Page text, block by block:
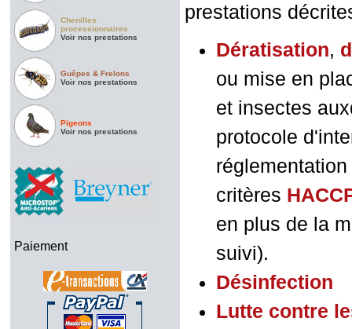
Chenilles
processionnaires
Voir nos prestations
Guêpes & Frelons
Voir nos prestations
Pigeons
Voir nos prestations
Paiement
prestations
Dératisation,
ou mise en
et insectes
protocole
critères
en plus de la
suivi).
Désinfection
Lutte contre